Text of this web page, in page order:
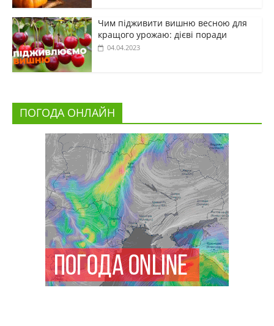
Чим підживити вишню весною для
кращого урожаю: дієві поради
04.04.2023
ПОГОДА ОНЛАЙН